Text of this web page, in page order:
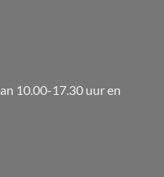
10.00-17.30 uur en